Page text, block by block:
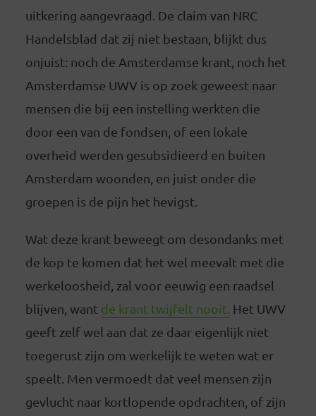
uitkering aangevraagd. De claim van NRC
Handelsblad dat zij niet bestaan, blijkt dus
onjuist: noch de Amsterdamse krant, noch het
Amsterdamse UWV is op zoek geweest naar
mensen die bij een instelling werkten die
door een van de fondsen, of een lokale
overheid werden gesubsidieerd en buiten
Amsterdam woonden, en juist onder die
groepen is de pijn het hevigst.
Wat deze krant beweegt om desondanks met
de kop te komen dat het wel meevalt met die
werkeloosheid, zal voor eeuwig een raadsel
blijven, want de krant twijfelt nooit. Het UWV
geeft zelf wel aan dat ze daar eigenlijk niet
toegerust zijn om werkelijk te weten wat er
speelt. Men vermoedt dat veel mensen zijn
gevlucht naar kortlopende opdrachten, of zijn